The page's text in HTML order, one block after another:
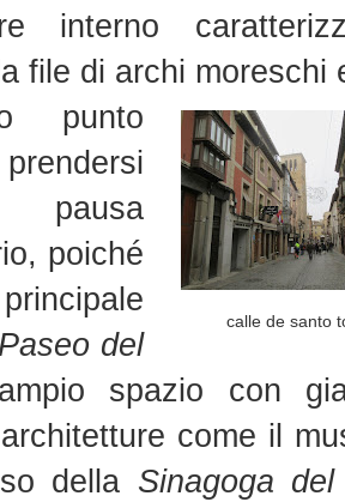
interno
file di archi moreschi
calle de santo
punto
poiché
Paseo del
spazio con
come il
della Sinagoga